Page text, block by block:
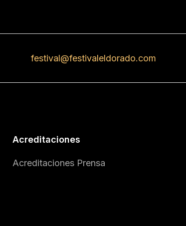
festival@festivaleldorado.com
Acreditaciones
Acreditaciones Prensa